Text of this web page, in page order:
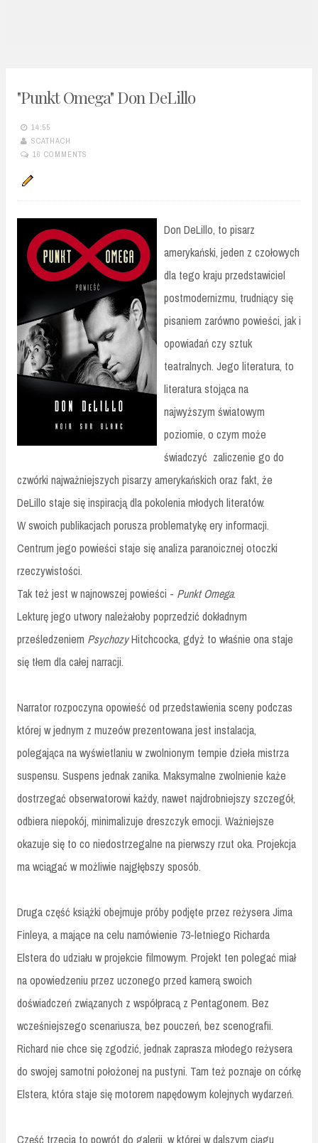
"Punkt Omega" Don DeLillo
14:55
SCATHACH
16 COMMENTS
Don DeLillo, to pisarz
amerykański, jeden z czołowych
dla tego kraju przedstawiciel
postmodernizmu, trudniący się
pisaniem zarówno powieści, jak i
opowiadań czy sztuk
teatralnych. Jego literatura, to
literatura stojąca na
najwyższym światowym
poziomie, o czym może
świadczyć zaliczenie go do
czwórki najważniejszych pisarzy amerykańskich oraz fakt, że
DeLillo staje się inspiracją dla pokolenia młodych literatów.
W swoich publikacjach porusza problematykę ery informacji.
Centrum jego powieści staje się analiza paranoicznej otoczki
rzeczywistości.
Tak też jest w najnowszej powieści - Punkt Omega.
Lekturę jego utwory należałoby poprzedzić dokładnym
prześledzeniem PsychozyHitchcocka, gdyż to właśnie ona staje
się tłem dla całej narracji.
Narrator rozpoczyna opowieść od przedstawienia sceny podczas
której w jednym z muzeów prezentowana jest instalacja,
polegająca na wyświetlaniu w zwolnionym tempie dzieła mistrza
suspensu. Suspens jednak zanika. Maksymalne zwolnienie każe
dostrzegać obserwatorowi każdy, nawet najdrobniejszy szczegół,
odbiera niepokój, minimalizuje dreszczyk emocji. Ważniejsze
okazuje się to co niedostrzegalne na pierwszy rzut oka. Projekcja
ma wciągać w możliwie najgłębszy sposób.
Druga część książki obejmuje próby podjęte przez reżysera Jima
Finleya, a mające na celu namówienie 73-letniego Richarda
Elstera do udziału w projekcie filmowym. Projekt ten polegać miał
na opowiedzeniu przez uczonego przed kamerą swoich
doświadczeń związanych z współpracą z Pentagonem. Bez
wcześniejszego scenariusza, bez pouczeń, bez scenografii.
Richard nie chce się zgodzić, jednak zaprasza młodego reżysera
do swojej samotni położonej na pustyni. Tam też poznaje on córkę
Elstera, która staje się motorem napędowym kolejnych wydarzeń.
Część trzecia to powrót do galerii, w której w dalszym ciągu